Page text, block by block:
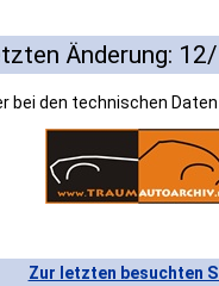
Änderung:
bei den technischen
Zur letzten besuchten